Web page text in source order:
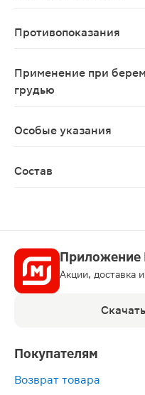
Противопоказания
Применение при
грудью
Особые указания
Состав
Приложение
Акции, доставка
Покупателям
Возврат товара